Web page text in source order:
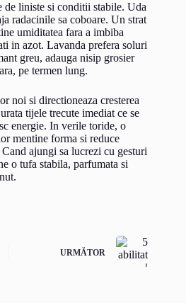
de liniste si conditii stabile. Uda
radacinile sa coboare. Un strat
umiditatea fara a imbiba
in azot. Lavanda prefera soluri
greu, adauga nisip grosier
pe termen lung.
noi si directioneaza cresterea
tijele trecute imediat ce se
energie. In verile toride, o
mentine forma si reduce
ajungi sa lucrezi cu gesturi
o tufa stabila, parfumata si
URMĂTOR